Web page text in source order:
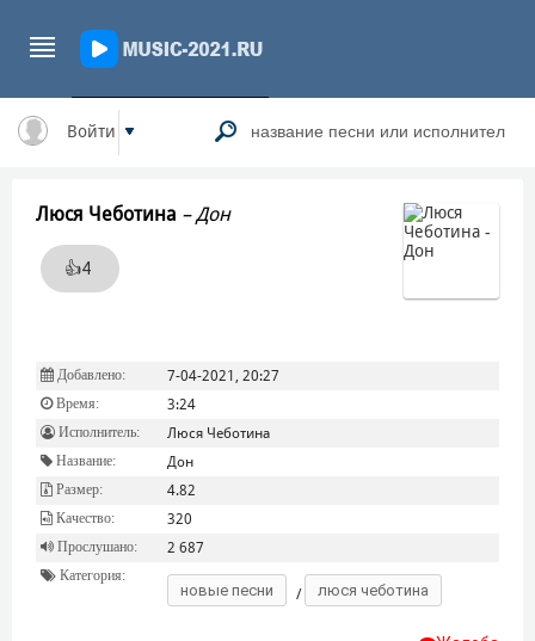
Войти
Люся Чеботина – Дон
👍4
Добавлено: 7-04-2021, 20:27
Время: 3:24
Исполнитель: Люся Чеботина
Название: Дон
Размер: 4.82
Качество: 320
Прослушано: 2 687
Категория:
новые песни / люся чеботина